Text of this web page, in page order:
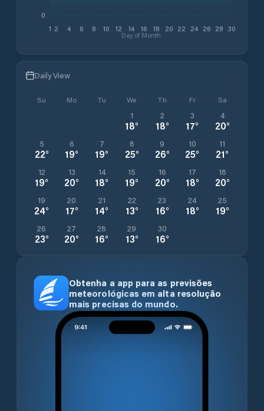
1 2 4 6 8 10 12 14 16 18 20 22 24 26 28 30
Day of Month
0
Daily View
Su Mo Tu We Th Fr Sa
1
18°
2
18°
3
17°
4
20°
5
22°
6
19°
7
19°
8
25°
9
26°
10
25°
11
21°
12
19°
13
20°
14
18°
15
19°
16
20°
17
18°
18
20°
19
24°
20
17°
21
14°
22
13°
23
16°
24
18°
25
19°
26
23°
27
20°
28
16°
29
13°
30
16°
Obtenha a app para as previsões
meteorológicas em alta resolução
mais precisas do mundo.